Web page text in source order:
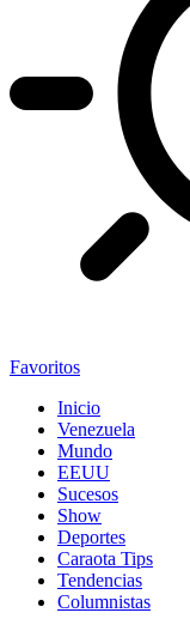
Favoritos
Inicio
Venezuela
Mundo
EEUU
Sucesos
Show
Deportes
Caraota Tips
Tendencias
Columnistas